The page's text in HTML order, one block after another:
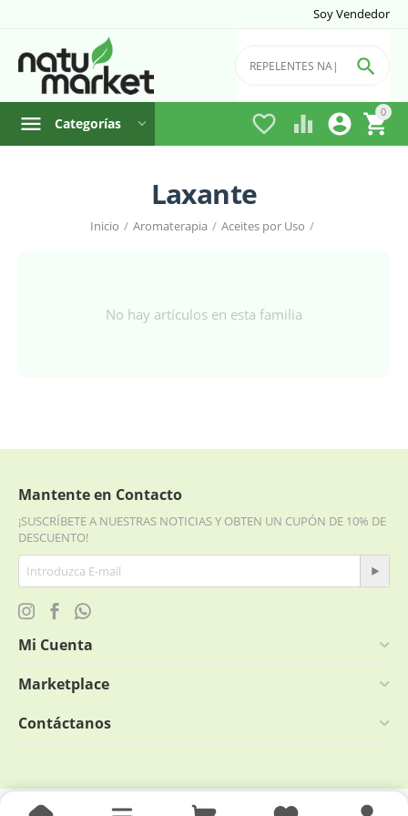
Soy Vendedor
0


 

Categorías
Laxante
Inicio / Aromaterapia / Aceites por Uso /
No hay artículos en esta familia
Mantente en Contacto
¡SUSCRÍBETE A NUESTRAS NOTICIAS Y OBTEN UN CUPÓN DE 10% DE
DESCUENTO!
Mi Cuenta
Marketplace
Contáctanos